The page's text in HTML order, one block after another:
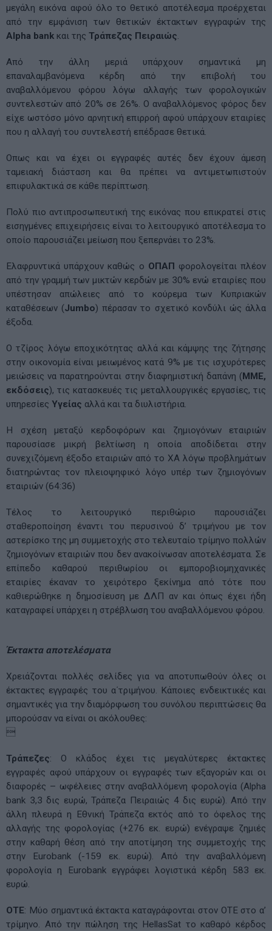
μεγάλη εικόνα αφού όλο το θετικό αποτέλεσμα προέρχεται
από την εμφάνιση των θετικών έκτακτων εγγραφών της
Alpha bank και της Τράπεζας Πειραιώς.
Από την άλλη μεριά υπάρχουν σημαντικά μη
επαναλαμβανόμενα κέρδη από την επιβολή του
αναβαλλόμενου φόρου λόγω αλλαγής των φορολογικών
συντελεστών από 20% σε 26%. Ο αναβαλλόμενος φόρος δεν
είχε ωστόσο μόνο αρνητική επιρροή αφού υπάρχουν εταιρίες
που η αλλαγή του συντελεστή επέδρασε θετικά.
Οπως και να έχει οι εγγραφές αυτές δεν έχουν άμεση
ταμειακή διάσταση και θα πρέπει να αντιμετωπιστούν
επιφυλακτικά σε κάθε περίπτωση.
Πολύ πιο αντιπροσωπευτική της εικόνας που επικρατεί στις
εισηγμένες επιχειρήσεις είναι το λειτουργικό αποτέλεσμα το
οποίο παρουσιάζει μείωση που ξεπερνάει το 23%.
Ελαφρυντικά υπάρχουν καθώς ο ΟΠΑΠ φορολογείται πλέον
από την γραμμή των μικτών κερδών με 30% ενώ εταιρίες που
υπέστησαν απώλειες από το κούρεμα των Κυπριακών
καταθέσεων (Jumbo) πέρασαν το σχετικό κονδύλι ώς άλλα
έξοδα.
Ο τζίρος λόγω εποχικότητας αλλά και κάμψης της ζήτησης
στην οικονομία είναι μειωμένος κατά 9% με τις ισχυρότερες
μειώσεις να παρατηρούνται στην διαφημιστική δαπάνη (ΜΜΕ,
εκδόσεις), τις κατασκευές τις μεταλλουργικές εργασίες, τις
υπηρεσίες Υγείας αλλά και τα διυλιστήρια.
Η σχέση μεταξύ κερδοφόρων και ζημιογόνων εταιριών
παρουσίασε μικρή βελτίωση η οποία αποδίδεται στην
συνεχιζόμενη έξοδο εταιριών από το ΧΑ λόγω προβλημάτων
διατηρώντας τον πλειοψηφικό λόγο υπέρ των ζημιογόνων
εταιριών (64:36)
Τέλος το λειτουργικό περιθώριο παρουσιάζει
σταθεροποίηση έναντι του περυσινού δ’ τριμήνου με τον
αστερίσκο της μη συμμετοχής στο τελευταίο τρίμηνο πολλών
ζημιογόνων εταιριών που δεν ανακοίνωσαν αποτελέσματα. Σε
επίπεδο καθαρού περιθωρίου οι εμποροβιομηχανικές
εταιρίες έκαναν το χειρότερο ξεκίνημα από τότε που
καθιερώθηκε η δημοσίευση με ΔΛΠ αν και όπως έχει ήδη
καταγραφεί υπάρχει η στρέβλωση του αναβαλλόμενου φόρου.
Έκτακτα αποτελέσματα
Χρειάζονται πολλές σελίδες για να αποτυπωθούν όλες οι
έκτακτες εγγραφές του α΄τριμήνου. Κάποιες ενδεικτικές και
σημαντικές για την διαμόρφωση του συνόλου περιπτώσεις θα
μπορούσαν να είναι οι ακόλουθες:

Τράπεζες: Ο κλάδος έχει τις μεγαλύτερες έκτακτες
εγγραφές αφού υπάρχουν οι εγγραφές των εξαγορών και οι
διαφορές – ωφέλειες στην αναβαλλόμενη φορολογία (Alpha
bank 3,3 δις ευρώ, Τράπεζα Πειραιώς 4 δις ευρώ). Από την
άλλη πλευρά η Εθνική Τράπεζα εκτός από το όφελος της
αλλαγής της φορολογίας (+276 εκ. ευρώ) ενέγραψε ζημιές
στην καθαρή θέση από την αποτίμηση της συμμετοχής της
στην Eurobank (-159 εκ. ευρώ). Από την αναβαλλόμενη
φορολογία η Eurobank εγγράφει λογιστικά κέρδη 583 εκ.
ευρώ.
ΟΤΕ: Mύο σημαντικά έκτακτα καταγράφονται στον ΟΤΕ στο α’
τρίμηνο. Από την πώληση της HellasSat το καθαρό κέρδος